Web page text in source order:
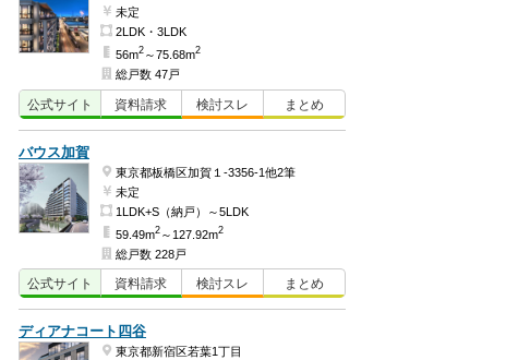
未定
2LDK・3LDK
56m2 ～75.68m2
総戸数 47戸
公式サイト 資料請求 検討スレ まとめ
バウス加賀
東京都板橋区加賀１-3356-1他2筆
未定
1LDK+S（納戸）～5LDK
59.49m2 ～127.92m2
総戸数 228戸
公式サイト 資料請求 検討スレ まとめ
ディアナコート四谷
東京都新宿区若葉1丁目